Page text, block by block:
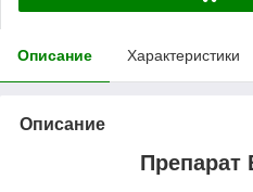
Описание Характеристики
Описание
Препарат